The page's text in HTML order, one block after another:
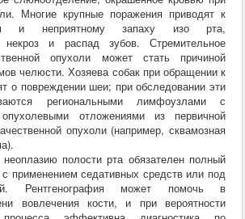
Многие крупные поражения приводят к
и неприятному запаху изо рта,
и распад зубов. Стремительное
опухоли может стать причиной
челюсти. Хозяева собак при обращении к
о повреждении шеи; при обследовании эти
региональными лимфоузлами с
опухолевыми отложениями из первичной
опухоли (например, сквамозная
полости рта обязателен полный
применением седативных средств или под
Рентгенография может помочь в
вовлечения кости, и при вероятности